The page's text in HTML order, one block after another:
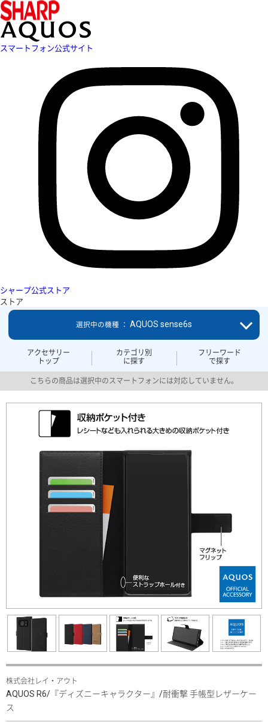
スマートフォン公式サイト
シャープ公式ストア
ストア
アクセサリー
トップ
カテゴリ別
に探す
フリーワード
で探す
選択中の機種 ： AQUOS sense6s
こちらの商品は選択中のスマートフォンには対応していません。
株式会社レイ・アウト
AQUOS R6/『ディズニーキャラクター』/耐衝撃 手帳型レザーケー
ス